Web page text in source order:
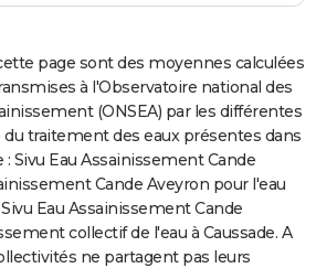
page sont des moyennes calculées
à l'Observatoire national des
(ONSEA) par les différentes
traitement des eaux présentes dans
Eau Assainissement Cande
Cande Aveyron pour l'eau
Eau Assainissement Cande
collectif de l'eau à Caussade. A
ne partagent pas leurs